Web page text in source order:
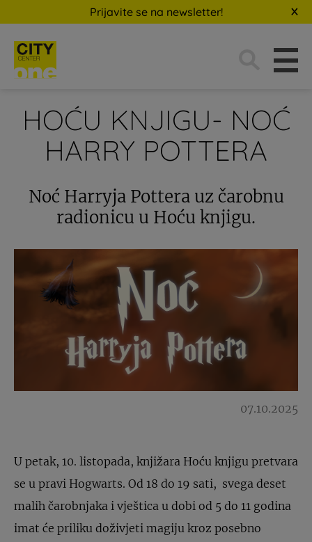
Prijavite se na newsletter!
HOĆU KNJIGU- NOĆ
HARRY POTTERA
Noć Harryja Pottera uz čarobnu
radionicu u Hoću knjigu.
07.10.2025
U petak, 10. listopada, knjižara Hoću knjigu pretvara
se u pravi Hogwarts. Od 18 do 19 sati, svega deset
malih čarobnjaka i vještica u dobi od 5 do 11 godina
imat će priliku doživjeti magiju kroz posebno